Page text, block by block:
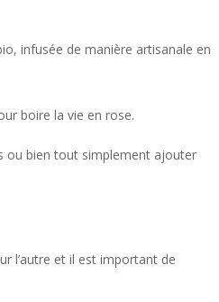
infusée de manière artisanale en
boire la vie en rose.
ou bien tout simplement ajouter
l’autre et il est important de